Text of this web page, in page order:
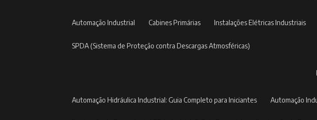
Automação Industrial Cabines Primárias Instalações Elétricas Industriais
SPDA (Sistema de Proteção contra Descargas Atmosféricas)
Automação Hidráulica Industrial: Guia Completo para Iniciantes Automação